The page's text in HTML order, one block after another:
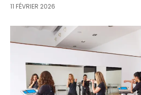
11 FÉVRIER 2026